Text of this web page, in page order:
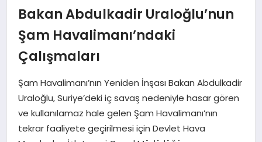
MAGAZIN
SAĞLIK
SIYASET
Bakan Abdulkadir Uraloğlu’nun
Şam Havalimanı’ndaki
Çalışmaları
Şam Havalimanı’nın Yeniden İnşası Bakan Abdulkadir
Uraloğlu, Suriye’deki iç savaş nedeniyle hasar gören
ve kullanılamaz hale gelen Şam Havalimanı’nın
tekrar faaliyete geçirilmesi için Devlet Hava